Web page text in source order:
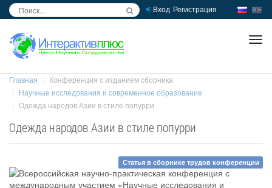
Вход Регистрация
Главная
Конференция с изданием сборника
Научные исследования и современное образование
Одежда народов Азии в стиле попурри
Одежда народов Азии в стиле попурри
Статья в сборнике трудов конференции